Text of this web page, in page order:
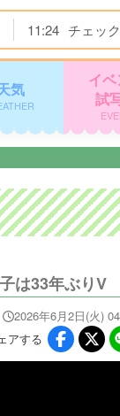
11:24 チェッ
気
イ
試
は33年ぶりV
2026年6月2日(火)
アする